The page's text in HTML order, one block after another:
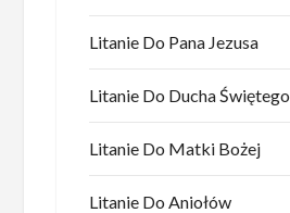
Litanie Do Pana Jezusa
Litanie Do Ducha Świętego
Litanie Do Matki Bożej
Litanie Do Aniołów